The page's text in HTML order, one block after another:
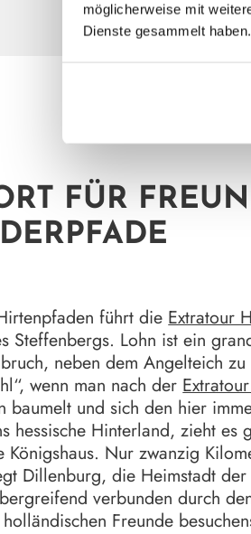
möglicherweise mit
Dienste gesammelt haben.
FÜR
führt die Extratour
Steffenbergs. Lohn ist ein
neben dem Angelteich
wenn man nach der
baumelt und sich den hier
hessische Hinterland, zieht
Königshaus. Nur zwanzig
Dillenburg, die Heimstadt
verbunden durch
Freunde